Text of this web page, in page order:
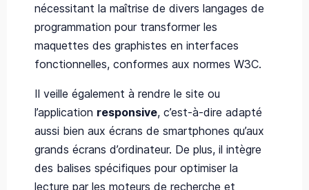
nécessitant la maîtrise de divers langages de
programmation pour transformer les
maquettes des graphistes en interfaces
fonctionnelles, conformes aux normes W3C.
Il veille également à rendre le site ou
l’application responsive, c’est-à-dire adapté
aussi bien aux écrans de smartphones qu’aux
grands écrans d’ordinateur. De plus, il intègre
des balises spécifiques pour optimiser la
lecture par les moteurs de recherche et